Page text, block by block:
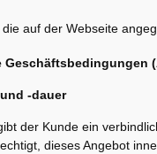
auf der Webseite
Geschäftsbedingungen
-dauer
der Kunde ein
dieses Angebot